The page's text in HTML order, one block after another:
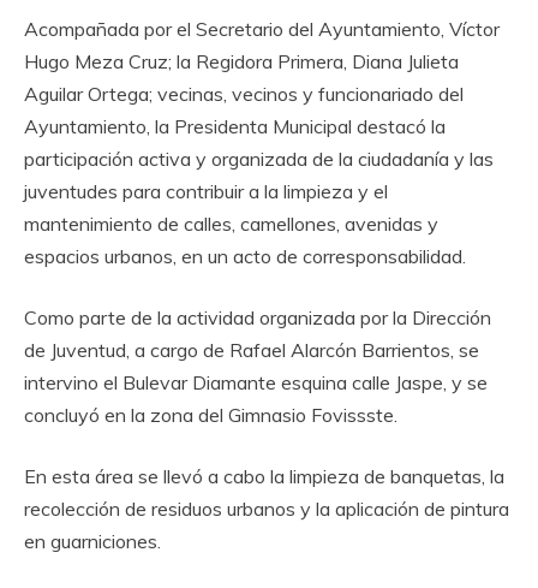
Acompañada por el Secretario del Ayuntamiento, Víctor
Hugo Meza Cruz; la Regidora Primera, Diana Julieta
Aguilar Ortega; vecinas, vecinos y funcionariado del
Ayuntamiento, la Presidenta Municipal destacó la
participación activa y organizada de la ciudadanía y las
juventudes para contribuir a la limpieza y el
mantenimiento de calles, camellones, avenidas y
espacios urbanos, en un acto de corresponsabilidad.
Como parte de la actividad organizada por la Dirección
de Juventud, a cargo de Rafael Alarcón Barrientos, se
intervino el Bulevar Diamante esquina calle Jaspe, y se
concluyó en la zona del Gimnasio Fovissste.
En esta área se llevó a cabo la limpieza de banquetas, la
recolección de residuos urbanos y la aplicación de pintura
en guarniciones.